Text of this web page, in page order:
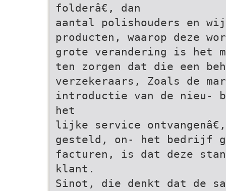
folderâ€, dan
aantal polishouders en
producten, waarop deze
grote verandering is het
ten zorgen dat die een
verzekeraars, Zoals de
introductie van de nieu-
het
lijke service
gesteld, on- het bedrijf
facturen, is dat deze
klant.
Sinot, die denkt dat de